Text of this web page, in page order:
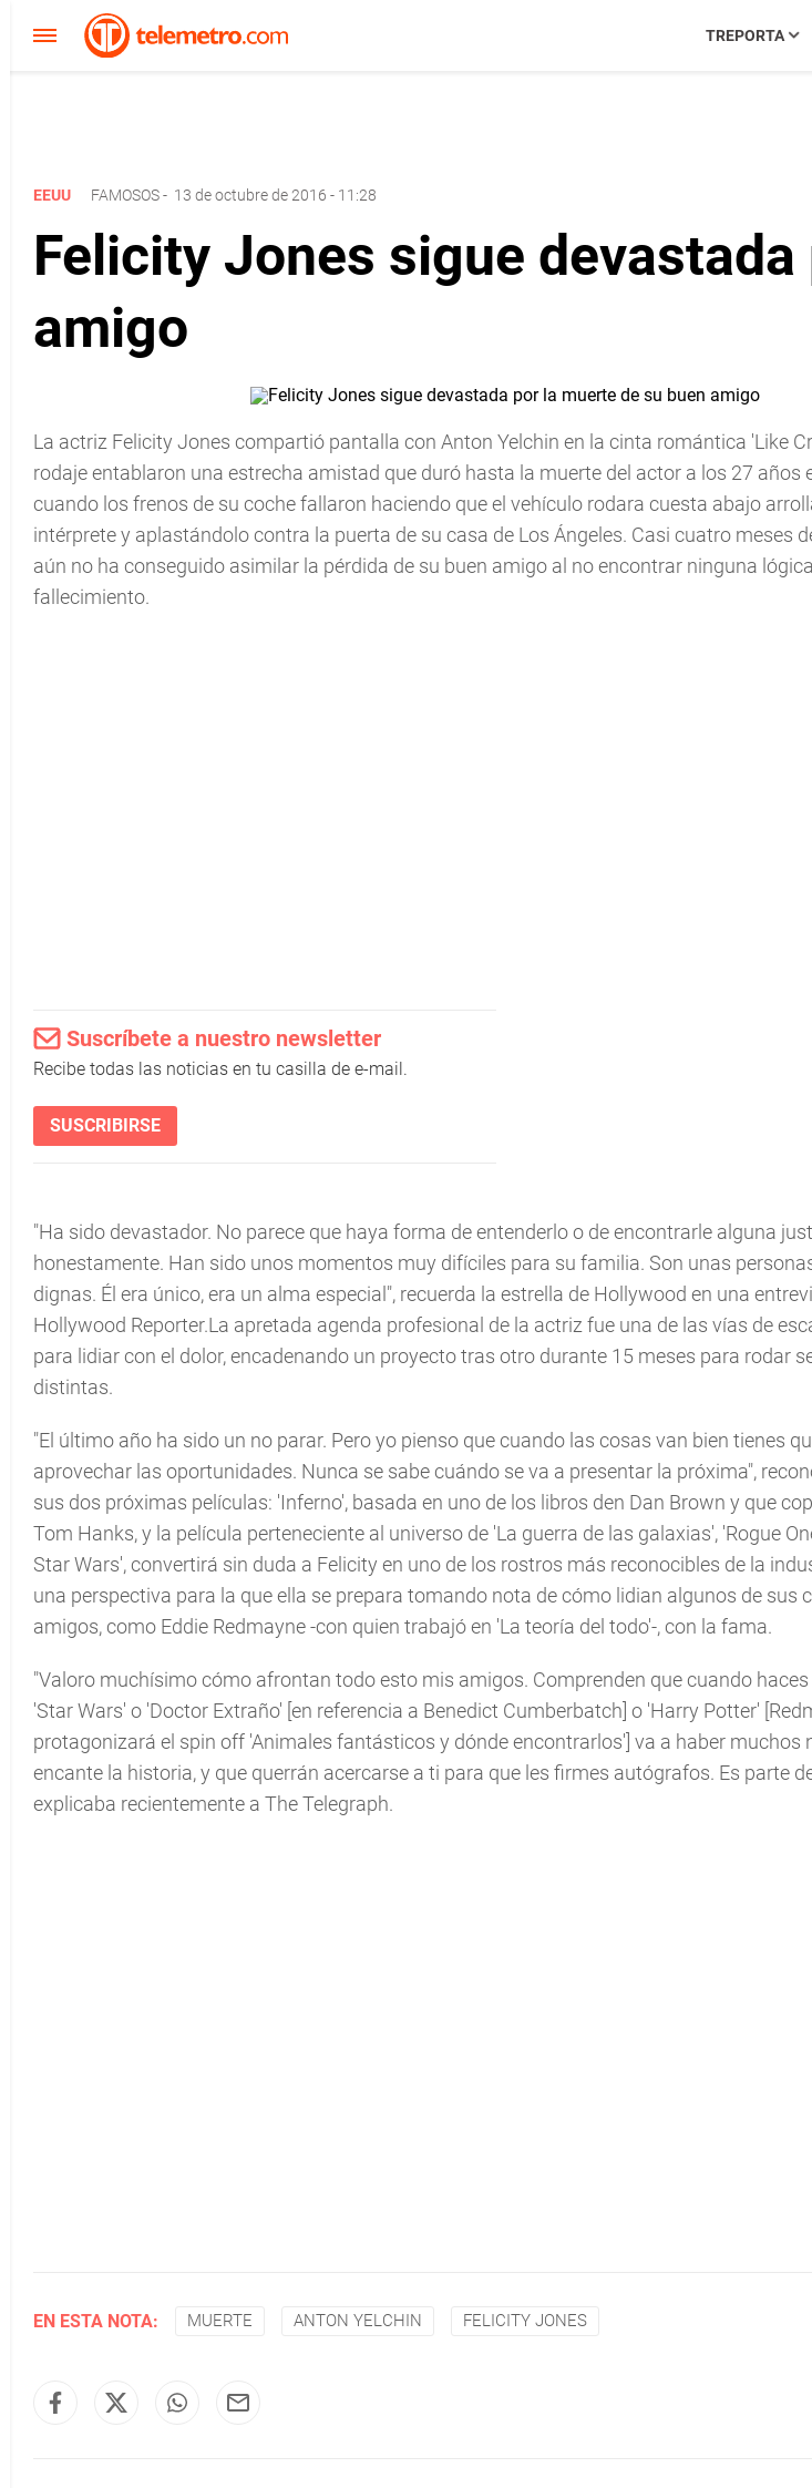
TREPORTA
EEUU FAMOSOS- 13 de octubre de 2016 - 11:28
Felicity Jones sigue
amigo
La actriz Felicity Jones compartió pantalla con Anton Yelchin en la cinta romántica 'Like
rodaje entablaron una estrecha amistad que duró hasta la muerte del actor a los 27 años
cuando los frenos de su coche fallaron haciendo que el vehículo rodara cuesta abajo
intérprete y aplastándolo contra la puerta de su casa de Los Ángeles. Casi cuatro meses
aún no ha conseguido asimilar la pérdida de su buen amigo al no encontrar ninguna
fallecimiento.
Suscríbete a nuestro newsletter
Recibe todas las noticias en tu casilla de e-mail.
SUSCRIBIRSE
"Ha sido devastador. No parece que haya forma de entenderlo o de encontrarle alguna
honestamente. Han sido unos momentos muy difíciles para su familia. Son unas
dignas. Él era único, era un alma especial", recuerda la estrella de Hollywood en una
Hollywood Reporter.La apretada agenda profesional de la actriz fue una de las vías de
para lidiar con el dolor, encadenando un proyecto tras otro durante 15 meses para rodar
distintas.
"El último año ha sido un no parar. Pero yo pienso que cuando las cosas van bien tienes
aprovechar las oportunidades. Nunca se sabe cuándo se va a presentar la próxima",
sus dos próximas películas: 'Inferno', basada en uno de los libros den Dan Brown y que
Tom Hanks, y la película perteneciente al universo de 'La guerra de las galaxias', 'Rogue
Star Wars', convertirá sin duda a Felicity en uno de los rostros más reconocibles de la
una perspectiva para la que ella se prepara tomando nota de cómo lidian algunos de sus
amigos, como Eddie Redmayne -con quien trabajó en 'La teoría del todo'-, con la fama.
"Valoro muchísimo cómo afrontan todo esto mis amigos. Comprenden que cuando
'Star Wars' o 'Doctor Extraño' [en referencia a Benedict Cumberbatch] o 'Harry Potter'
protagonizará el spin off 'Animales fantásticos y dónde encontrarlos'] va a haber muchos
encante la historia, y que querrán acercarse a ti para que les firmes autógrafos. Es parte
explicaba recientemente a The Telegraph.
EN ESTA NOTA: MUERTE ANTON YELCHIN FELICITY JONES